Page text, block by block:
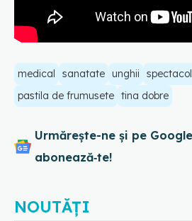
medical sanatate unghii
pastila de frumusete tina dobre
Urmărește-ne și pe
abonează‑te!
NOUTĂȚI